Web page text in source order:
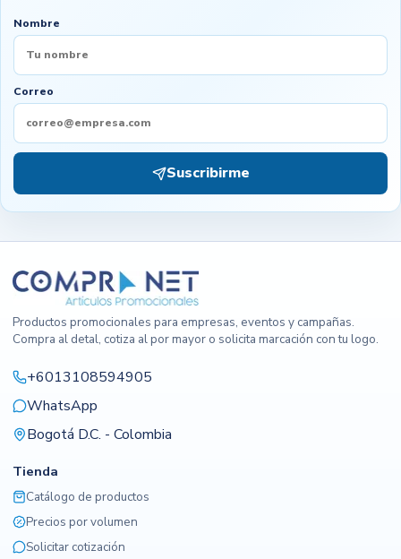
Nombre
Correo
Suscribirme
Productos promocionales para empresas, eventos y campañas.
Compra al detal, cotiza al por mayor o solicita marcación con tu logo.
+6013108594905
WhatsApp
Bogotá D.C. - Colombia
Tienda
Catálogo de productos
Precios por volumen
Solicitar cotización